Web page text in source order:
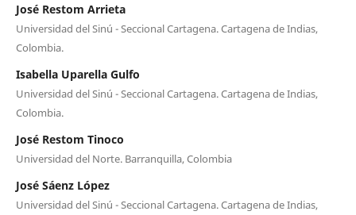
José Restom Arrieta
Universidad del Sinú - Seccional Cartagena. Cartagena de Indias,
Colombia.
Isabella Uparella Gulfo
Universidad del Sinú - Seccional Cartagena. Cartagena de Indias,
Colombia.
José Restom Tinoco
Universidad del Norte. Barranquilla, Colombia
José Sáenz López
Universidad del Sinú - Seccional Cartagena. Cartagena de Indias,